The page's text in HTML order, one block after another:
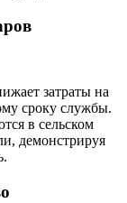
затраты на
сроку службы.
в сельском
демонстрируя